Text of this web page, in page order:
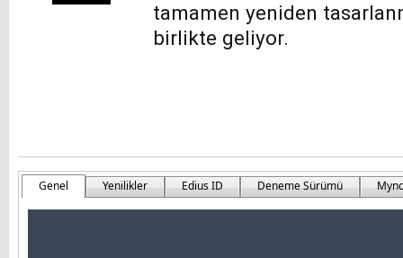
tamamen yeniden
birlikte geliyor.
Genel Yenilikler Edius ID Deneme Sürümü Mync